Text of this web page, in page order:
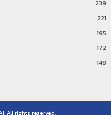
239
221
195
172
148
All rights reserved.